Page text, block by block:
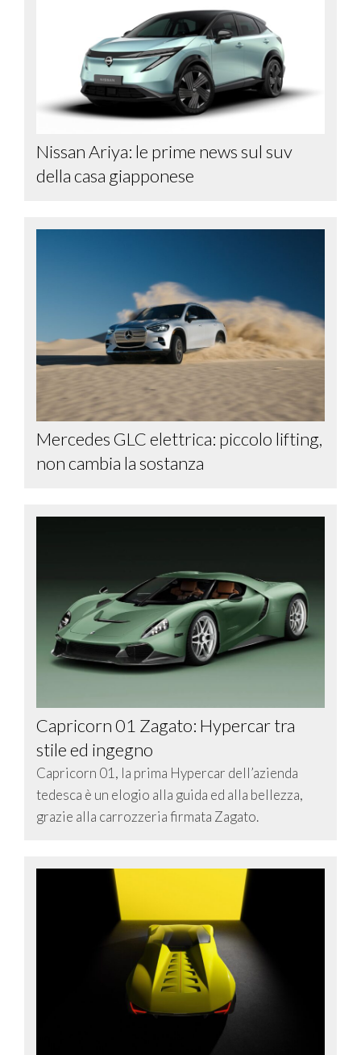
Nissan Ariya: le prime news sul suv
della casa giapponese
Mercedes GLC elettrica: piccolo lifting,
non cambia la sostanza
Capricorn 01 Zagato: Hypercar tra
stile ed ingegno
Capricorn 01, la prima Hypercar dell’azienda
tedesca è un elogio alla guida ed alla bellezza,
grazie alla carrozzeria firmata Zagato.